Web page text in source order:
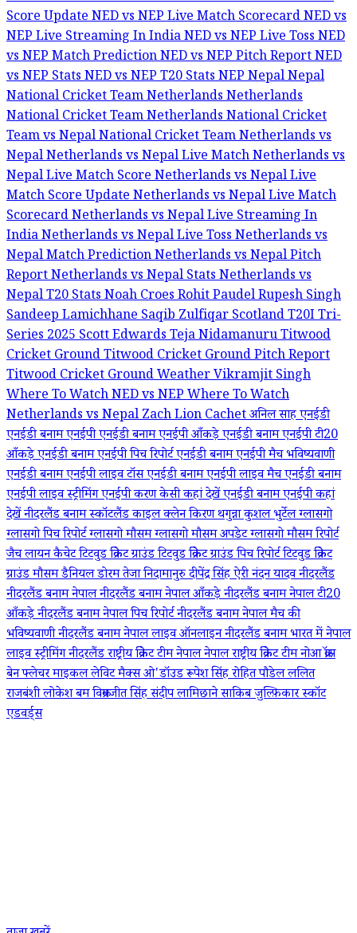
Score UpdateNED vs NEP Live Match ScorecardNED vs
NEP Live Streaming In IndiaNED vs NEP Live TossNED
vs NEP Match PredictionNED vs NEP Pitch ReportNED
vs NEP StatsNED vs NEP T20 StatsNEPNepalNepal
National Cricket TeamNetherlandsNetherlands
National Cricket TeamNetherlands National Cricket
Team vs Nepal National Cricket TeamNetherlands vs
NepalNetherlands vs Nepal Live MatchNetherlands vs
Nepal Live Match ScoreNetherlands vs Nepal Live
Match Score UpdateNetherlands vs Nepal Live Match
ScorecardNetherlands vs Nepal Live Streaming In
IndiaNetherlands vs Nepal Live TossNetherlands vs
Nepal Match PredictionNetherlands vs Nepal Pitch
ReportNetherlands vs Nepal StatsNetherlands vs
Nepal T20 StatsNoah CroesRohit PaudelRupesh Singh
Sandeep LamichhaneSaqib ZulfiqarScotland T20I Tri-
Series 2025Scott EdwardsTeja NidamanuruTitwood
Cricket GroundTitwood Cricket Ground Pitch Report
Titwood Cricket Ground WeatherVikramjit Singh
Where To Watch NED vs NEPWhere To Watch
Netherlands vs NepalZach Lion Cachetअनिल साहएनईडी
एनईडी बनाम एनईपीएनईडी बनाम एनईपी आँकड़ेएनईडी बनाम एनईपी टी20
आँकड़ेएनईडी बनाम एनईपी पिच रिपोर्टएनईडी बनाम एनईपी मैच भविष्यवाणी
एनईडी बनाम एनईपी लाइव टॉसएनईडी बनाम एनईपी लाइव मैचएनईडी बनाम
एनईपी लाइव स्ट्रीमिंगएनईपीकरण केसीकहां देखें एनईडी बनाम एनईपीकहां
देखें नीदरलैंड बनाम स्कॉटलैंडकाइल क्लेनकिरण थगुन्नाकुशल भुर्टेलग्लासगो
ग्लासगो पिच रिपोर्टग्लासगो मौसमग्लासगो मौसम अपडेटग्लासगो मौसम रिपोर्ट
जैच लायन कैचेटटिटवुड क्रिकेट ग्राउंडटिटवुड क्रिकेट ग्राउंड पिच रिपोर्टटिटवुड क्रिकेट
ग्राउंड मौसमडैनियल डोरमतेजा निदामानुरुदीपेंद्र सिंह ऐरीनंदन यादवनीदरलैंड
नीदरलैंड बनाम नेपालनीदरलैंड बनाम नेपाल आँकड़ेनीदरलैंड बनाम नेपाल टी20
आँकड़ेनीदरलैंड बनाम नेपाल पिच रिपोर्टनीदरलैंड बनाम नेपाल मैच की
भविष्यवाणीनीदरलैंड बनाम नेपाल लाइव ऑनलाइननीदरलैंड बनाम भारत में नेपाल
लाइव स्ट्रीमिंगनीदरलैंड राष्ट्रीय क्रिकेट टीमनेपालनेपाल राष्ट्रीय क्रिकेट टीमनोआ क्रॉस
बेन फ्लेचरमाइकल लेविटमैक्स ओ'डॉउडरूपेश सिंहरोहित पौडेलललित
राजबंशीलोकेश बमविक्रमजीत सिंहसंदीप लामिछानेसाकिब ज़ुल्फ़िकारस्कॉट
एडवर्ड्स